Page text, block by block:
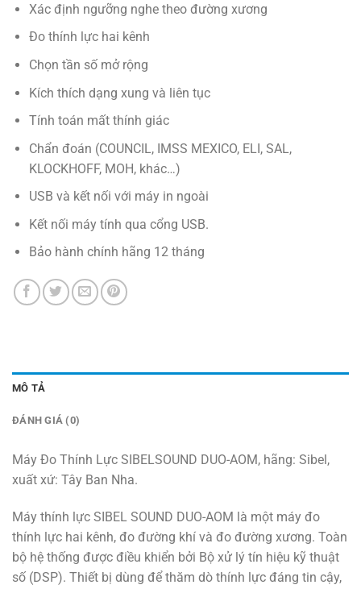
Xác định ngưỡng nghe theo đường xương
Đo thính lực hai kênh
Chọn tần số mở rộng
Kích thích dạng xung và liên tục
Tính toán mất thính giác
Chẩn đoán (COUNCIL, IMSS MEXICO, ELI, SAL,
KLOCKHOFF, MOH, khác…)
USB và kết nối với máy in ngoài
Kết nối máy tính qua cổng USB.
Bảo hành chính hãng 12 tháng
MÔ TẢ
ĐÁNH GIÁ (0)
Máy Đo Thính Lực SIBELSOUND DUO-AOM, hãng: Sibel,
xuất xứ: Tây Ban Nha.
Máy thính lực SIBEL SOUND DUO-AOM là một máy đo
thính lực hai kênh, đo đường khí và đo đường xương. Toàn
bộ hệ thống được điều khiển bởi Bộ xử lý tín hiệu kỹ thuật
số (DSP). Thiết bị dùng để thăm dò thính lực đáng tin cậy,